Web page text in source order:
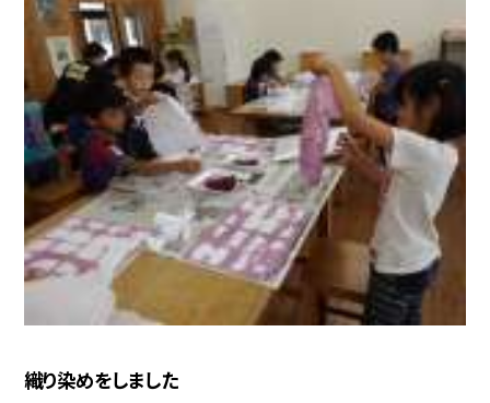
織り染めをしました